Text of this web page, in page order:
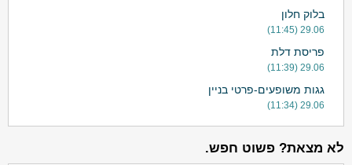
בלוק חלון
29.06 (11:45)
פריסת דלת
29.06 (11:39)
גגות משופעים-פרטי בניין
29.06 (11:34)
לא מצאת? פשוט חפש.